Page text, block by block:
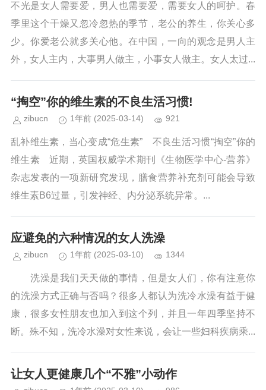
不光是女人需要爱，男人也需要爱，需要女人的呵护。春
季里这个干燥又忽冷忽热的季节，老公的养生，你关心多
少。你爱老公就多关心他。在中国，一向的观念是男人主
外，女人主内，大事男人做主，小事女人做主。女人太过...
“掏空”你的维生素的不良生活习惯!
zibucn 1年前 (2025-03-14) 921
乱补维生素，当心变成“危生素” 不良生活习惯“掏空”你的
维生素 近期，英国权威学术期刊《生物医学中心-营养》
杂志发表的一项新研究发现，膳食营养补充剂可能会导致
维生素B6过量，引发神经、内分泌系统异常。...
应避免的六种情况的女人洗澡
zibucn 1年前 (2025-03-10) 1344
洗澡是我们天天做的事情，但是女人们，你有注意你
的洗澡方式正确与否吗？很多人都认为洗冷水澡有益于健
康，很多女性朋友也加入到这个列，并且一年四季坚持不
断。殊不知，洗冷水澡对女性来说，会让一些妇科疾病乘...
让女人更健康几个“不雅”小动作